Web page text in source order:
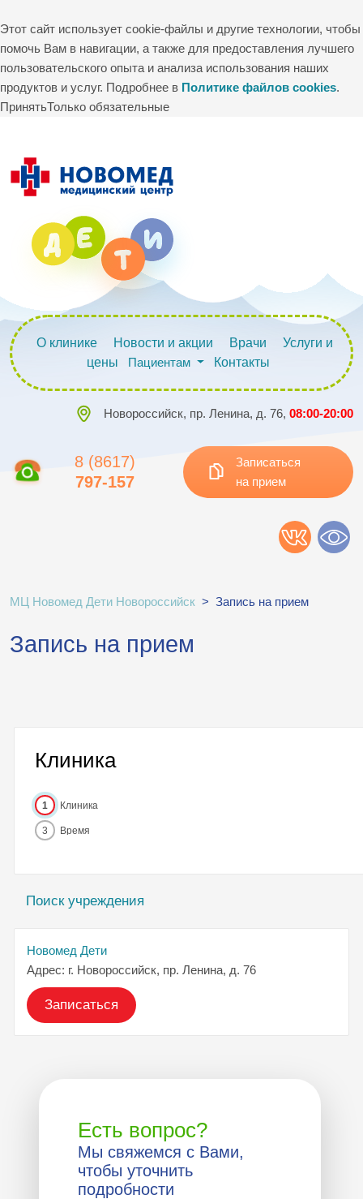
Этот сайт использует cookie-файлы и другие технологии, чтобы
помочь Вам в навигации, а также для предоставления лучшего
пользовательского опыта и анализа использования наших
продуктов и услуг. Подробнее в Политике файлов cookies.
ПринятьТолько обязательные
О клинике Новости и акции Врачи
Услуги и
цены
Пациентам Контакты
Новороссийск, пр. Ленина, д. 76, 08:00-20:00
8 (8617)
797-157
Записаться
на прием
МЦ Новомед Дети Новороссийск > Запись на прием
Запись на прием
Клиника
1 Клиника
3 Время
Поиск учреждения
Новомед Дети
Адрес: г. Новороссийск, пр. Ленина, д. 76
Записаться
Есть вопрос?
Мы свяжемся с Вами,
чтобы уточнить
подробности